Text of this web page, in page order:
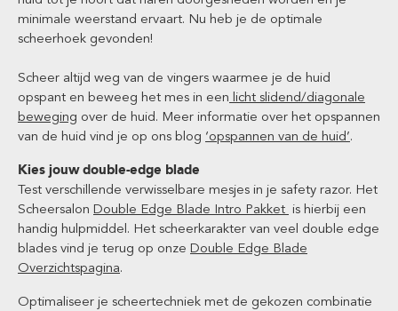
minimale weerstand ervaart. Nu heb je de optimale
scheerhoek gevonden!
Scheer altijd weg van de vingers waarmee je de huid
opspant en beweeg het mes in een licht slidend/diagonale
beweging over de huid. Meer informatie over het opspannen
van de huid vind je op ons blog ‘opspannen van de huid’.
Kies jouw double-edge blade
Test verschillende verwisselbare mesjes in je safety razor. Het
Scheersalon Double Edge Blade Intro Pakket is hierbij een
handig hulpmiddel. Het scheerkarakter van veel double edge
blades vind je terug op onze Double Edge Blade
Overzichtspagina.
Optimaliseer je scheertechniek met de gekozen combinatie